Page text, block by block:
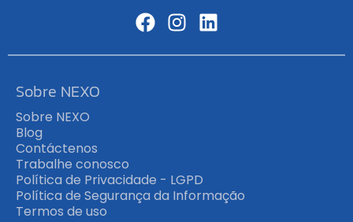
Sobre NEXO
Sobre NEXO
Blog
Contáctenos
Trabalhe conosco
Política de Privacidade - LGPD
Política de Segurança da Informação
Termos de uso